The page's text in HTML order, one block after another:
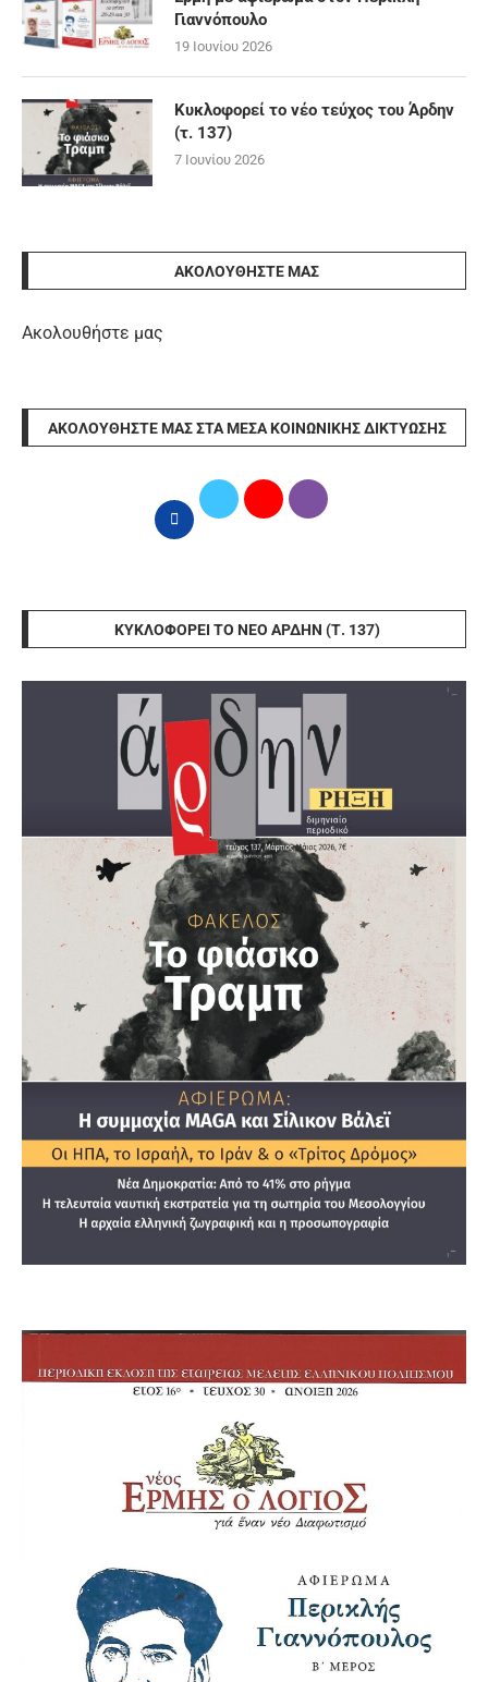
Γιαννόπουλο
19 Ιουνίου 2026
Κυκλοφορεί το νέο τεύχος του Άρδην
(τ. 137)
7 Ιουνίου 2026
ΑΚΟΛΟΥΘΉΣΤΕ ΜΑΣ
Ακολουθήστε μας
ΑΚΟΛΟΥΘΉΣΤΕ ΜΑΣ ΣΤΑ ΜΈΣΑ ΚΟΙΝΩΝΙΚΉΣ ΔΙΚΤΎΩΣΗΣ
ΚΥΚΛΟΦΟΡΕΊ ΤΟ ΝΈΟ ΆΡΔΗΝ (Τ. 137)